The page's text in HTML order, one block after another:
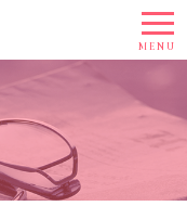
MENU